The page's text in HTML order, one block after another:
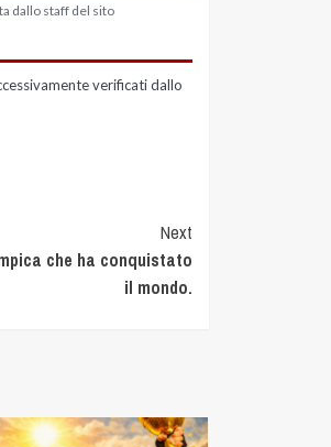
dallo staff del sito
verificati dallo
Next
che ha conquistato
il mondo.